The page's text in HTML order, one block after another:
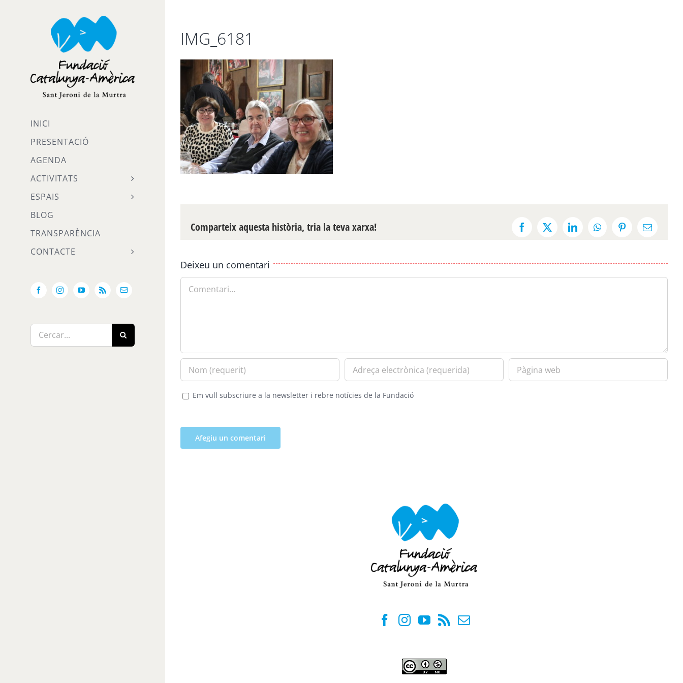
INICI
PRESENTACIÓ
AGENDA
ACTIVITATS
ESPAIS
BLOG
TRANSPARÈNCIA
CONTACTE
FacebookInstagramYouTube
Rss Email:
Cerca
…
IMG_6181
Comparteix aquesta història, tria la teva xarxa! Facebook
X LinkedInWhatsAppPinterestEmail:
Deixeu un comentari
Em vull subscriure a la newsletter i rebre notícies de la Fundació